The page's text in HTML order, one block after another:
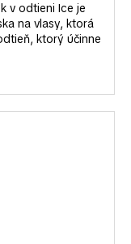
v odtieni Ice je
na vlasy, ktorá
ktorý účinne